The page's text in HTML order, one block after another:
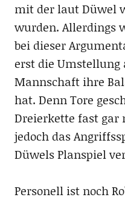
mit der laut Düwel
wurden. Allerdings
bei dieser
erst die Umstellung
Mannschaft ihre
hat. Denn Tore
Dreierkette fast
jedoch das
Düwels Planspiel
Personell ist noch